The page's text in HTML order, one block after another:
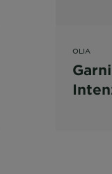
OLIA